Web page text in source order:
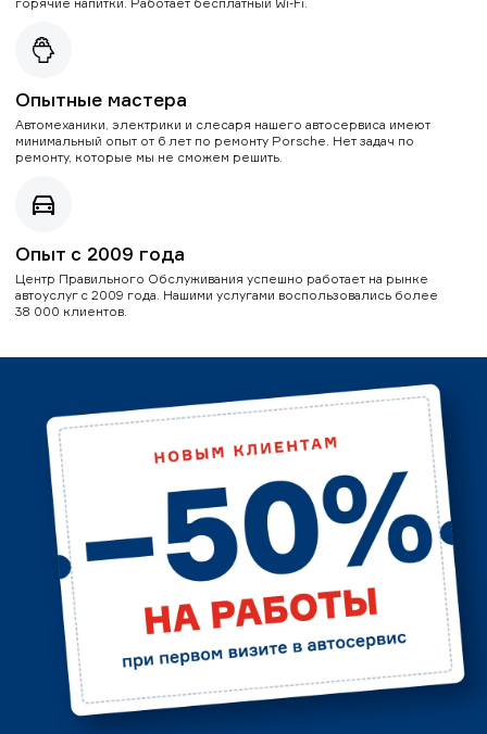
Опытные мастера
Автомеханики, электрики и слесаря нашего автосервиса имеют
минимальный опыт от 6 лет по ремонту Porsche. Нет задач по
ремонту, которые мы не сможем решить.
Опыт с 2009 года
Центр Правильного Обслуживания успешно работает на рынке
автоуслуг с 2009 года. Нашими услугами воспользовались более
38 000 клиентов.